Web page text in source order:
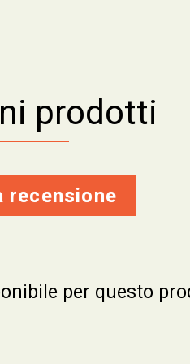
prodotti
recensione
per questo